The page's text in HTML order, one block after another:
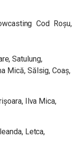
Cod Roșu,
Satulung,
Mică, Sălsig, Coaș,
Ilva Mica,
Letca,